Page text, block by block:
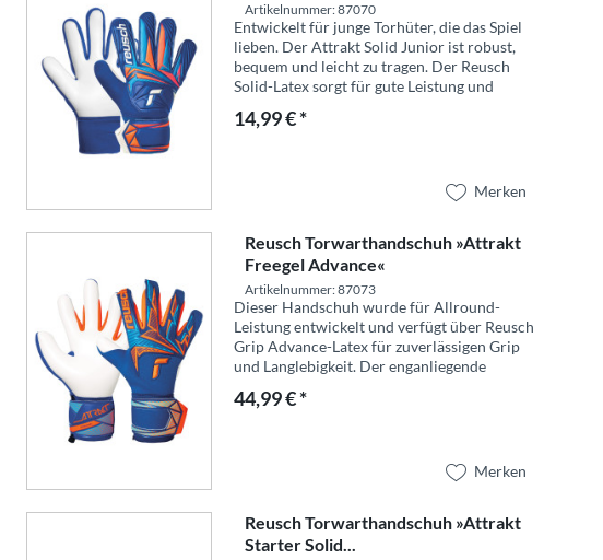
Artikelnummer: 87070
Entwickelt für junge Torhüter, die das Spiel
lieben. Der Attrakt Solid Junior ist robust,
bequem und leicht zu tragen. Der Reusch
Solid-Latex sorgt für gute Leistung und
größere Fangfläche...
14,99 € *
Merken
Reusch Torwarthandschuh »Attrakt
Freegel Advance«
Artikelnummer: 87073
Dieser Handschuh wurde für Allround-
Leistung entwickelt und verfügt über Reusch
Grip Advance-Latex für zuverlässigen Grip
und Langlebigkeit. Der enganliegende
hervorragende Passform und Kontrolle,
44,99 € *
Merken
Reusch Torwarthandschuh »Attrakt
Starter Solid...